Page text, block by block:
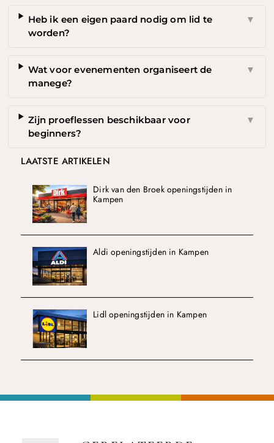
Heb ik een eigen paard nodig om lid te
worden?
▼
Wat voor evenementen organiseert de
manege?
▼
Zijn proeflessen beschikbaar voor
beginners?
▼
LAATSTE ARTIKELEN
Dirk van den Broek openingstijden in
Kampen
Aldi openingstijden in Kampen
Lidl openingstijden in Kampen